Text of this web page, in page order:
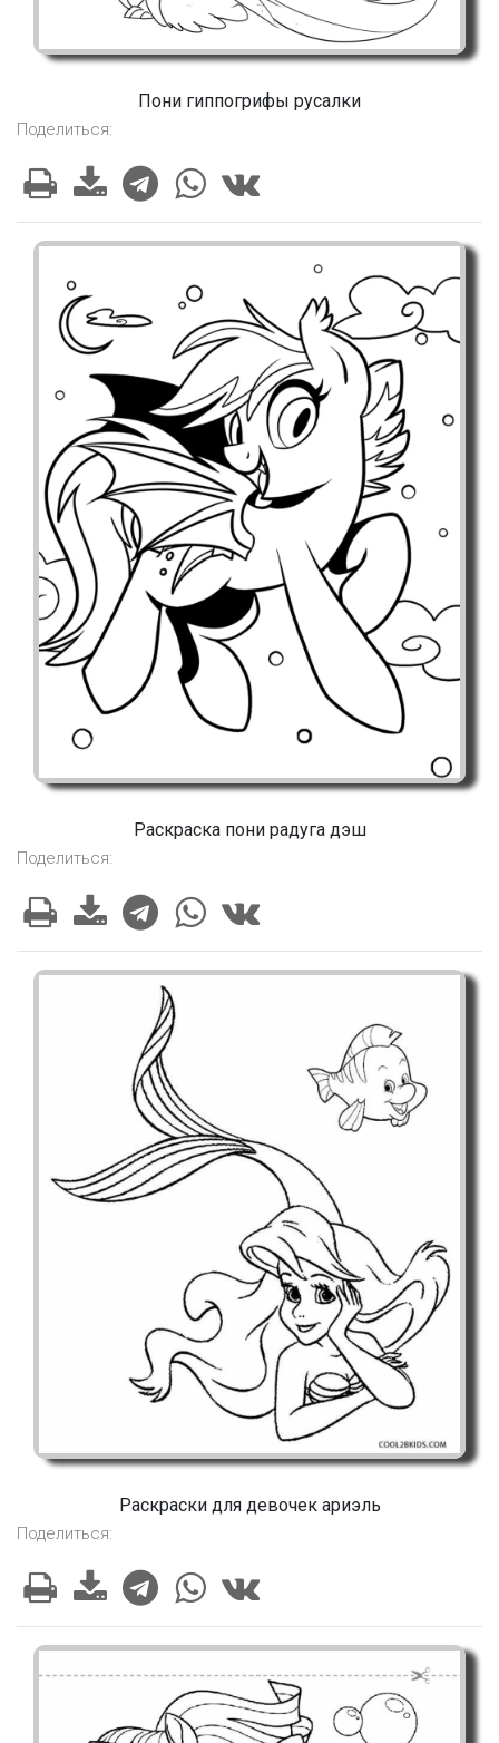
Пони гиппогрифы русалки
Поделиться:
Раскраска пони радуга дэш
Поделиться:
Раскраски для девочек ариэль
Поделиться: